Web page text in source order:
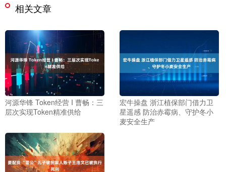
相关文章
河源华锋 Token经营 I 曹畅：三
层次实现Token精准供给
宏牛操盘 浙江植保部门借力卫
星遥感 防治赤霉病、守护冬小
麦安全生产